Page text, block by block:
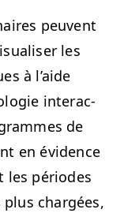
peu­vent
les
à l’aide
inter­ac­
de
en évi­dence
les péri­odes
plus chargées,